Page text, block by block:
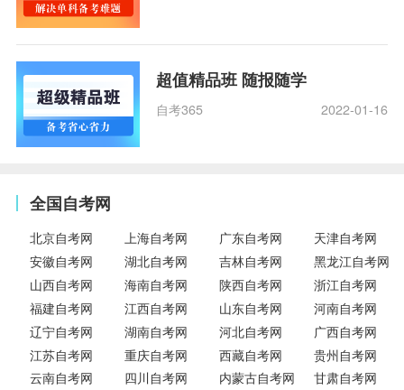
超值精品班 随报随学
自考365 2022-01-16
全国自考网
北京自考网 上海自考网 广东自考网
天津自考网
安徽自考网
湖北自考网 吉林自考网
黑龙江自考网
山西自考网
海南自考网 陕西自考网
浙江自考网
福建自考网
江西自考网 山东自考网
河南自考网
辽宁自考网
湖南自考网 河北自考网
广西自考网
江苏自考网
重庆自考网 西藏自考网
贵州自考网
云南自考网
四川自考网 内蒙古自考网 甘肃自考网